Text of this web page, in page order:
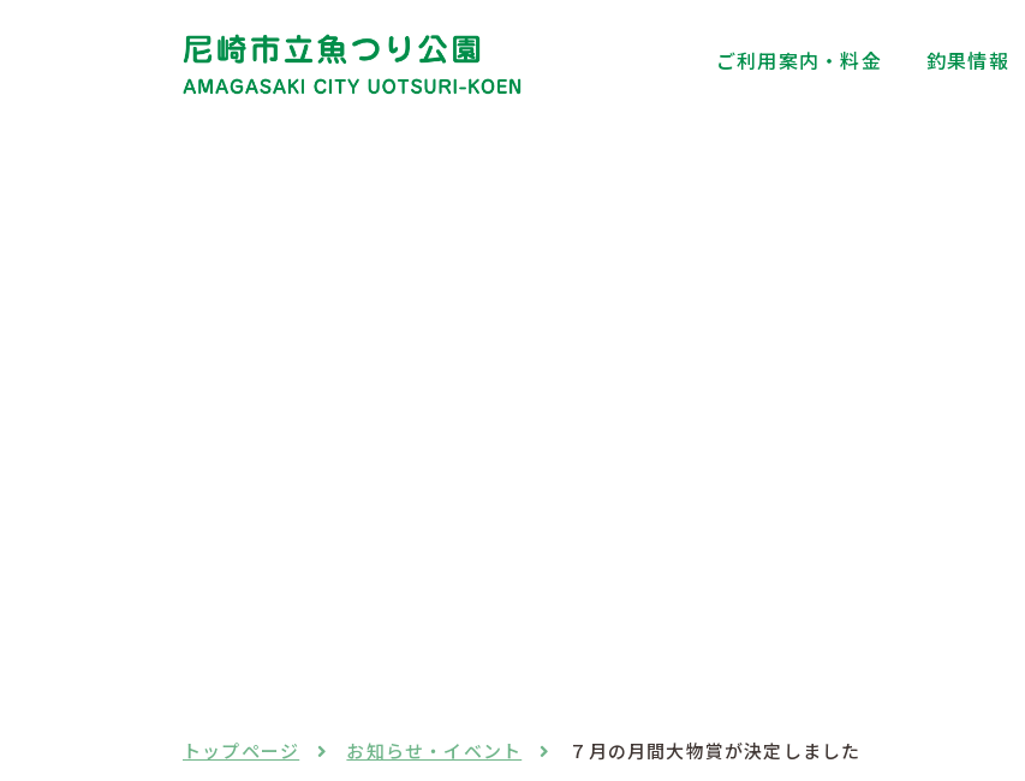
ご利用案内・料金 釣果情報
トップページ お知らせ・イベント ７月の月間大物賞が決定しました